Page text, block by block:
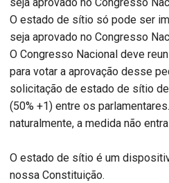
O estado de sítio só pode ser
seja aprovado no Congresso
O Congresso Nacional deve
para votar a aprovação desse
solicitação de estado de sítio
(50% +1) entre os
naturalmente, a medida não
O estado de sítio é um
nossa Constituição.